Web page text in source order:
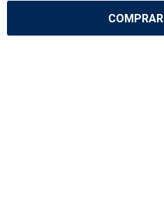
COMPRAR